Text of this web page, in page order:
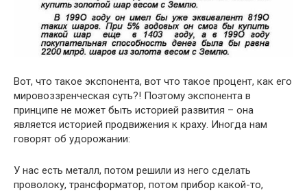
Вот, что такое экспонента, вот что такое процент, как его
мировоззренческая суть?! Поэтому экспонента в
принципе не может быть историей развития – она
является историей продвижения к краху. Иногда нам
говорят об удорожании:
У нас есть металл, потом решили из него сделать
проволоку, трансформатор, потом прибор какой-то,